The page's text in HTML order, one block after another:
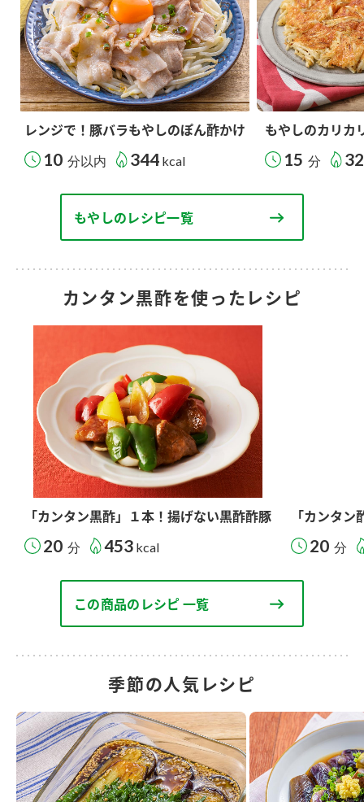
レンジで！豚バラもやしのぽん酢かけ
10 分以内 344 kcal
もやしのカリカ
15 分
もやしのレシピ一覧
カンタン黒酢を使ったレシピ
「カンタン黒酢」１本！揚げない黒酢酢豚
20 分 453 kcal
「カンタ
20 分
この商品のレシピ 一覧
季節の人気レシピ